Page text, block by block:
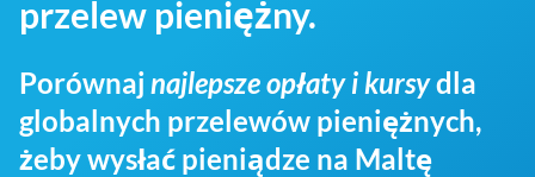
przelew pieniężny.
Porównaj najlepsze opłaty i kursydla
globalnych przelewów pieniężnych,
żeby wysłać pieniądze na Maltę